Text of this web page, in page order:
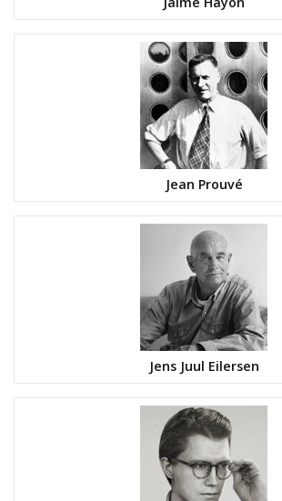
Jean Prouvé
Jens Juul Eilersen